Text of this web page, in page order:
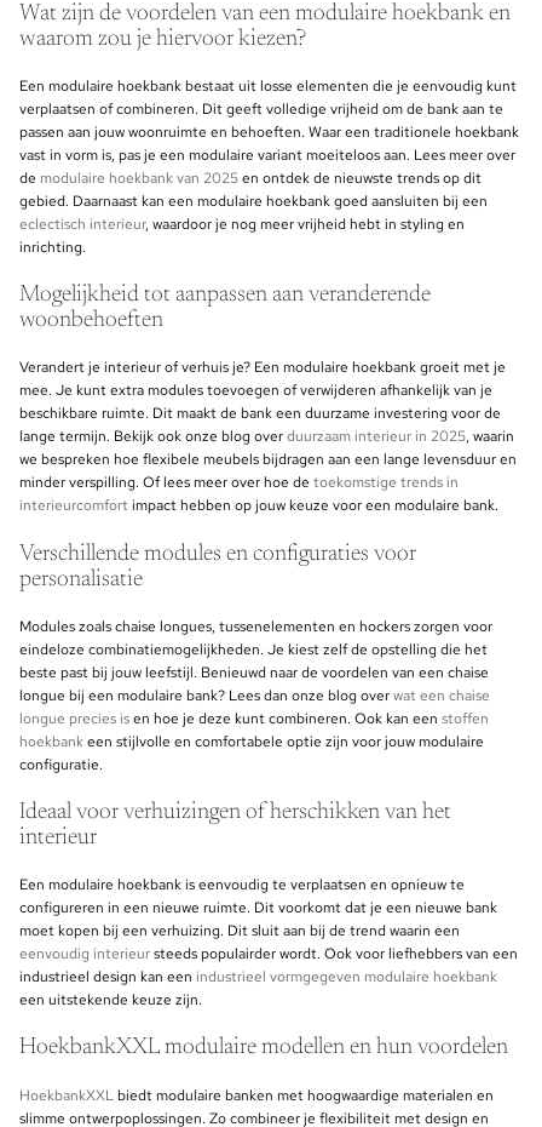
Wat zijn de voordelen van een modulaire hoekbank en
waarom zou je hiervoor kiezen?
Een modulaire hoekbank bestaat uit losse elementen die je eenvoudig kunt
verplaatsen of combineren. Dit geeft volledige vrijheid om de bank aan te
passen aan jouw woonruimte en behoeften. Waar een traditionele hoekbank
vast in vorm is, pas je een modulaire variant moeiteloos aan. Lees meer over
de modulaire hoekbank van 2025en ontdek de nieuwste trends op dit
gebied. Daarnaast kan een modulaire hoekbank goed aansluiten bij een
eclectisch interieur, waardoor je nog meer vrijheid hebt in styling en
inrichting.
Mogelijkheid tot aanpassen aan veranderende
woonbehoeften
Verandert je interieur of verhuis je? Een modulaire hoekbank groeit met je
mee. Je kunt extra modules toevoegen of verwijderen afhankelijk van je
beschikbare ruimte. Dit maakt de bank een duurzame investering voor de
lange termijn. Bekijk ook onze blog overduurzaam interieur in 2025, waarin
we bespreken hoe flexibele meubels bijdragen aan een lange levensduur en
minder verspilling. Of lees meer over hoe de toekomstige trends in
interieurcomfort impact hebben op jouw keuze voor een modulaire bank.
Verschillende modules en configuraties voor
personalisatie
Modules zoals chaise longues, tussenelementen en hockers zorgen voor
eindeloze combinatiemogelijkheden. Je kiest zelf de opstelling die het
beste past bij jouw leefstijl. Benieuwd naar de voordelen van een chaise
longue bij een modulaire bank? Lees dan onze blog overwat een chaise
longue precies isen hoe je deze kunt combineren. Ook kan een stoffen
hoekbankeen stijlvolle en comfortabele optie zijn voor jouw modulaire
configuratie.
Ideaal voor verhuizingen of herschikken van het
interieur
Een modulaire hoekbank is eenvoudig te verplaatsen en opnieuw te
configureren in een nieuwe ruimte. Dit voorkomt dat je een nieuwe bank
moet kopen bij een verhuizing. Dit sluit aan bij de trend waarin een
eenvoudig interieursteeds populairder wordt. Ook voor liefhebbers van een
industrieel design kan een industrieel vormgegeven modulaire hoekbank
een uitstekende keuze zijn.
HoekbankXXL modulaire modellen en hun voordelen
HoekbankXXLbiedt modulaire banken met hoogwaardige materialen en
slimme ontwerpoplossingen. Zo combineer je flexibiliteit met design en